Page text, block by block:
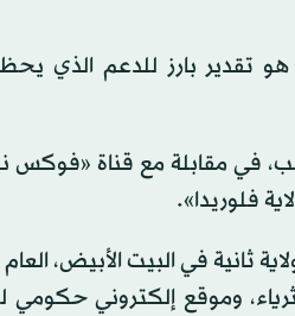
هو تقدير بارز للدعم الذي
في مقابلة مع قناة «فوكس
فلوريدا».
ثانية في البيت الأبيض،
وموقع إلكتروني